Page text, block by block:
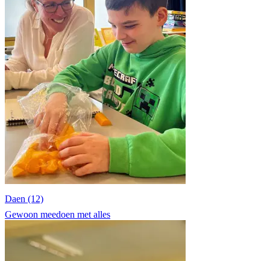
Daen (12)
Gewoon meedoen met alles